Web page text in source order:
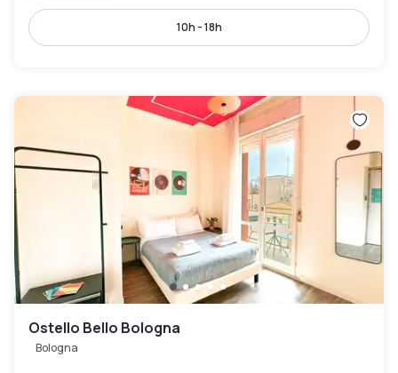
10h - 18h
Ostello Bello Bologna
Bologna